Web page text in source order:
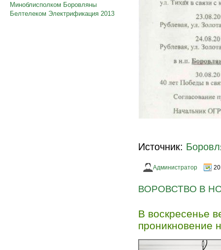
Миноблисполком Боровляны
Белтелеком Электрификация 2013
Источник:
Администратор 20
ВОРОВСТВО В
В воскресенье
проникновение